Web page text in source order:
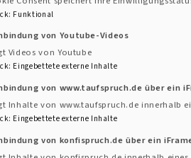
o t t e s d i e n s t
Juli 2017, 19:30 Uhr
inOberickelsheim
: Funktional
von Youtube-Videos
Videos von Youtube
: Eingebettete externe Inhalte
von www.taufspruch.de über ein
Inhalte von www.taufspruch.de innerhalb
: Eingebettete externe Inhalte
von konfispruch.de über ein